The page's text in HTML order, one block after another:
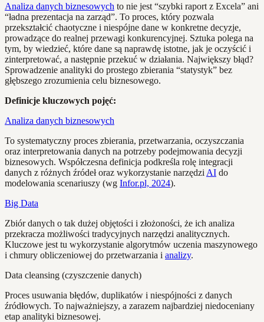
Analiza danych biznesowych to nie jest “szybki raport z Excela” ani
“ładna prezentacja na zarząd”. To proces, który pozwala
przekształcić chaotyczne i niespójne dane w konkretne decyzje,
prowadzące do realnej przewagi konkurencyjnej. Sztuka polega na
tym, by wiedzieć, które dane są naprawdę istotne, jak je oczyścić i
zinterpretować, a następnie przekuć w działania. Największy błąd?
Sprowadzenie analityki do prostego zbierania “statystyk” bez
głębszego zrozumienia celu biznesowego.
Definicje kluczowych pojęć:
Analiza danych biznesowych
To systematyczny proces zbierania, przetwarzania, oczyszczania
oraz interpretowania danych na potrzeby podejmowania decyzji
biznesowych. Współczesna definicja podkreśla rolę integracji
danych z różnych źródeł oraz wykorzystanie narzędzi AI do
modelowania scenariuszy (wg Infor.pl, 2024).
Big Data
Zbiór danych o tak dużej objętości i złożoności, że ich analiza
przekracza możliwości tradycyjnych narzędzi analitycznych.
Kluczowe jest tu wykorzystanie algorytmów uczenia maszynowego
i chmury obliczeniowej do przetwarzania i analizy.
Data cleansing (czyszczenie danych)
Proces usuwania błędów, duplikatów i niespójności z danych
źródłowych. To najważniejszy, a zarazem najbardziej niedoceniany
etap analityki biznesowej.